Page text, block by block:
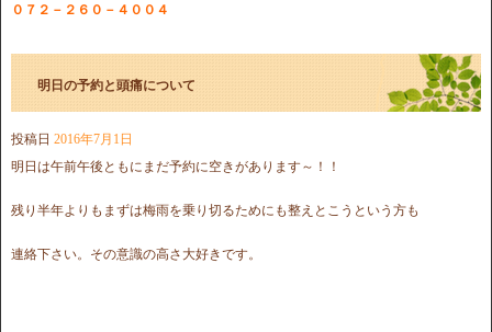
０７２－２６０－４００４
明日の予約と頭痛について
投稿日 2016年7月1日
明日は午前午後ともにまだ予約に空きがあります～！！
残り半年よりもまずは梅雨を乗り切るためにも整えとこうという方も
連絡下さい。その意識の高さ大好きです。